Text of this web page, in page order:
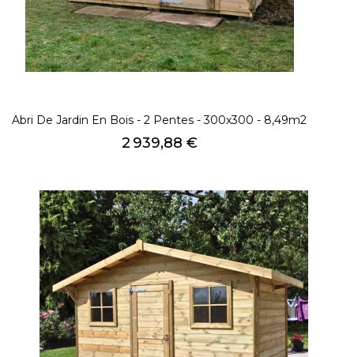
Abri De Jardin En Bois - 2 Pentes - 300x300 - 8,49m2
Prix
2 939,88 €